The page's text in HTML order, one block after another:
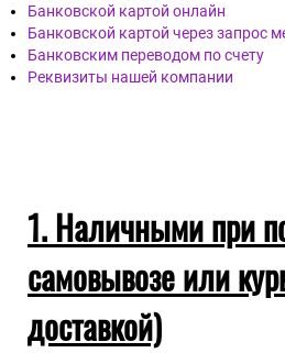
Банковской картой онлайн
Банковской картой через запрос
Банковским переводом по счету
Реквизиты нашей компании
1. Наличными при
самовывозе или
доставкой)